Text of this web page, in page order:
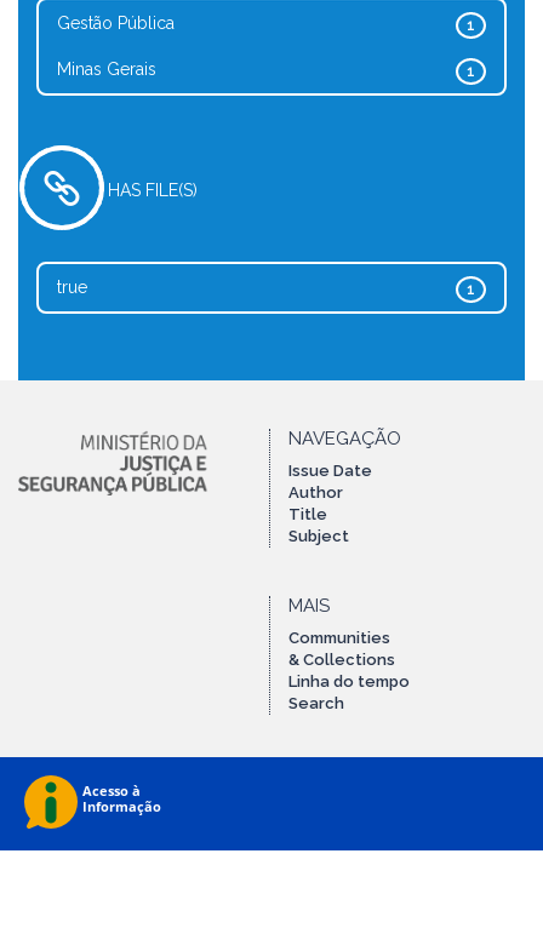
1
Gestão Pública
1
Minas Gerais
HAS FILE(S)
1
true
NAVEGAÇÃO
Issue Date
Author
Title
Subject
MAIS
Communities
& Collections
Linha do tempo
Search